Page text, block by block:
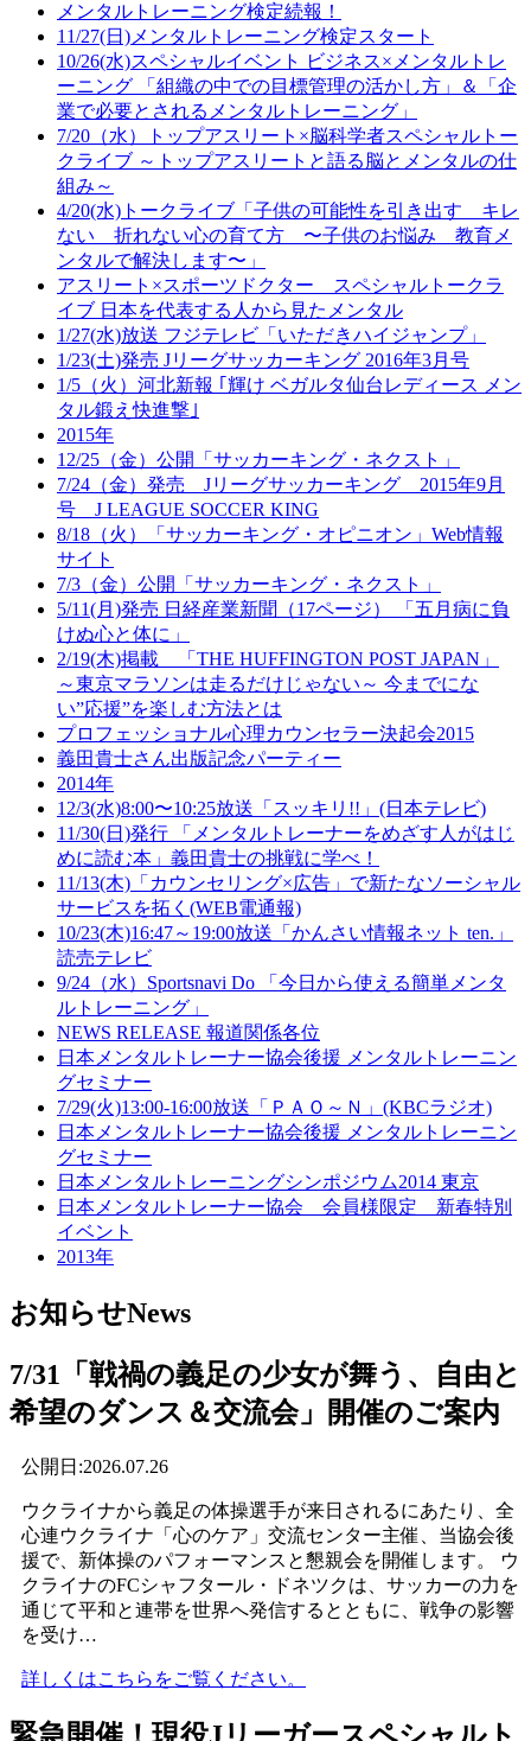
メンタルトレーニング検定続報！
11/27(日)メンタルトレーニング検定スタート
10/26(水)スペシャルイベント ビジネス×メンタルトレ
ーニング 「組織の中での目標管理の活かし方」＆「企
業で必要とされるメンタルトレーニング」
7/20（水）トップアスリート×脳科学者スペシャルトー
クライブ ～トップアスリートと語る脳とメンタルの仕
組み～
4/20(水)トークライブ「子供の可能性を引き出す キレ
ない 折れない心の育て方 〜子供のお悩み 教育メ
ンタルで解決します〜」
アスリート×スポーツドクター スペシャルトークラ
イブ 日本を代表する人から見たメンタル
1/27(水)放送 フジテレビ「いただきハイジャンプ」
1/23(土)発売 Jリーグサッカーキング 2016年3月号
1/5（火）河北新報 ｢輝け ベガルタ仙台レディース メン
タル鍛え快進撃｣
2015年
12/25（金）公開「サッカーキング・ネクスト」
7/24（金）発売 Jリーグサッカーキング 2015年9月
号 J LEAGUE SOCCER KING
8/18（火）「サッカーキング・オピニオン」Web情報
サイト
7/3（金）公開「サッカーキング・ネクスト」
5/11(月)発売 日経産業新聞（17ページ） 「五月病に負
けぬ心と体に」
2/19(木)掲載 「THE HUFFINGTON POST JAPAN」
～東京マラソンは走るだけじゃない～ 今までにな
い”応援”を楽しむ方法とは
プロフェッショナル心理カウンセラー決起会2015
義田貴士さん出版記念パーティー
2014年
12/3(水)8:00〜10:25放送「スッキリ!!」(日本テレビ)
11/30(日)発行 「メンタルトレーナーをめざす人がはじ
めに読む本」義田貴士の挑戦に学べ！
11/13(木)「カウンセリング×広告」で新たなソーシャル
サービスを拓く(WEB電通報)
10/23(木)16:47～19:00放送「かんさい情報ネット ten.」
読売テレビ
9/24（水）Sportsnavi Do 「今日から使える簡単メンタ
ルトレーニング」
NEWS RELEASE 報道関係各位
日本メンタルトレーナー協会後援 メンタルトレーニン
グセミナー
7/29(火)13:00-16:00放送「ＰＡＯ～Ｎ」(KBCラジオ)
日本メンタルトレーナー協会後援 メンタルトレーニン
グセミナー
日本メンタルトレーニングシンポジウム2014 東京
日本メンタルトレーナー協会 会員様限定 新春特別
イベント
2013年
お知らせNews
7/31「戦禍の義足の少女が舞う、自由と
希望のダンス＆交流会」開催のご案内
公開日:2026.07.26
ウクライナから義足の体操選手が来日されるにあたり、全
心連ウクライナ「心のケア」交流センター主催、当協会後
援で、新体操のパフォーマンスと懇親会を開催します。 ウ
クライナのFCシャフタール・ドネツクは、サッカーの力を
通じて平和と連帯を世界へ発信するとともに、戦争の影響
を受け…
詳しくはこちらをご覧ください。
緊急開催！現役Jリーガースペシャルト